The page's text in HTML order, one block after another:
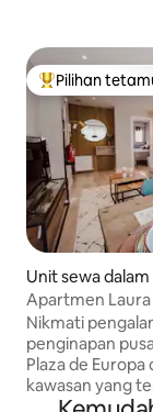
Pilihan utama
Pilihan
Unit sewa dalam
Apartmen Laura
Apartmen...
Nikmati
penginapan
Plaza de
kawasan yang
boleh